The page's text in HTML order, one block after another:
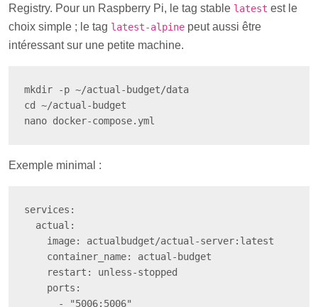
Registry. Pour un Raspberry Pi, le tag stable latest est le
choix simple ; le tag latest-alpine peut aussi être
intéressant sur une petite machine.
mkdir -p ~/actual-budget/data
cd ~/actual-budget
nano docker-compose.yml
Exemple minimal :
services: